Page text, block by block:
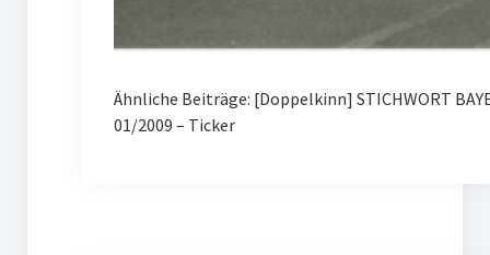
Ähnliche Beiträge: [Doppelkinn] STICHWORT
01/2009 – Ticker